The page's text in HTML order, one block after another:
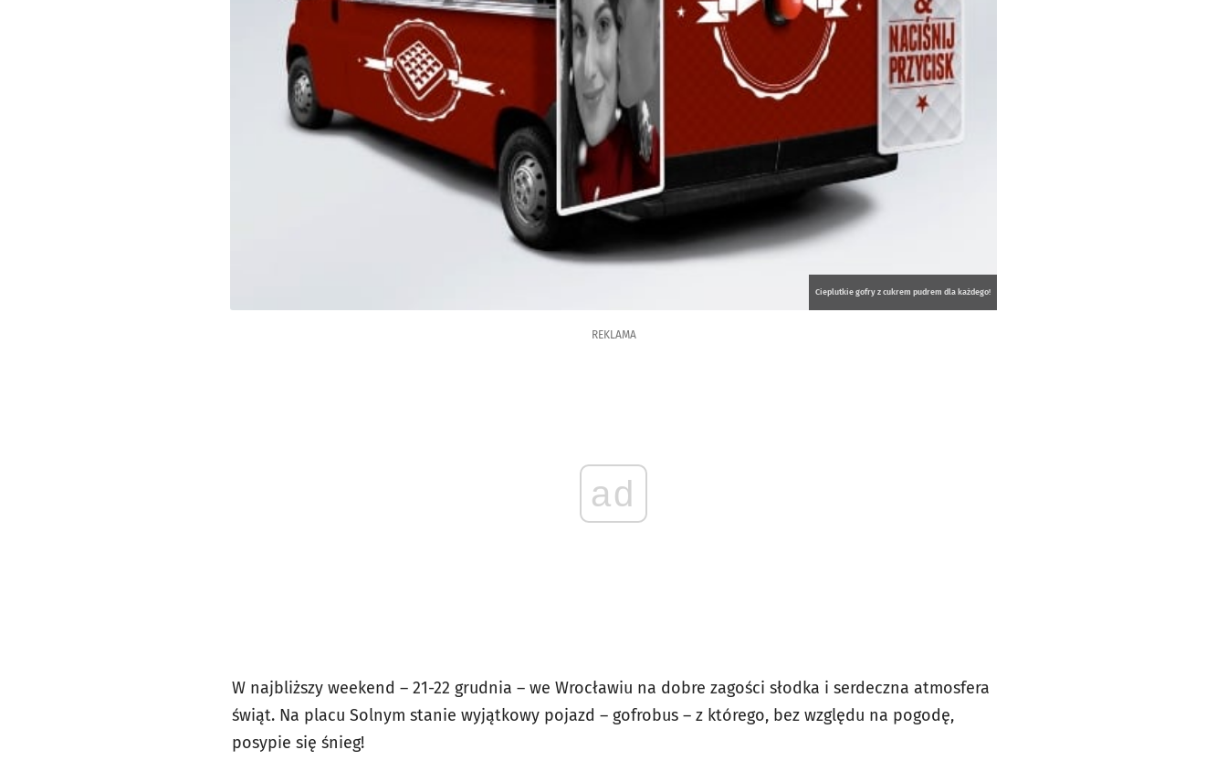
Cieplutkie gofry z cukrem pudrem dla każdego!
REKLAMA
ad
W najbliższy weekend – 21-22 grudnia – we Wrocławiu na dobre zagości słodka i serdeczna atmosfera
świąt. Na placu Solnym stanie wyjątkowy pojazd – gofrobus – z którego, bez względu na pogodę,
posypie się śnieg!